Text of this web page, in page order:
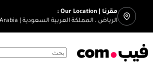
مقرنا | Our Location :
الرياض ، المملكة العربية السعودية | Riyadh, Saudi Arabia